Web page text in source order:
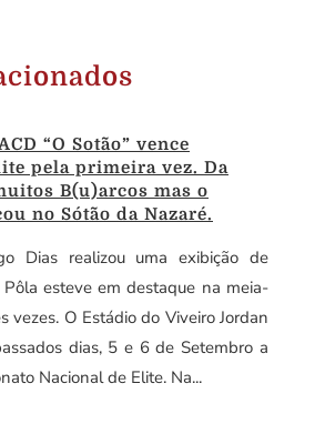
“O Sotão” vence
pela primeira vez. Da
B(u)arcos mas o
no Sótão da Nazaré.
Dias realizou uma exibição de
esteve em destaque na meia-
vezes. O Estádio do Viveiro Jordan
dias, 5 e 6 de Setembro a
Nacional de Elite. Na...